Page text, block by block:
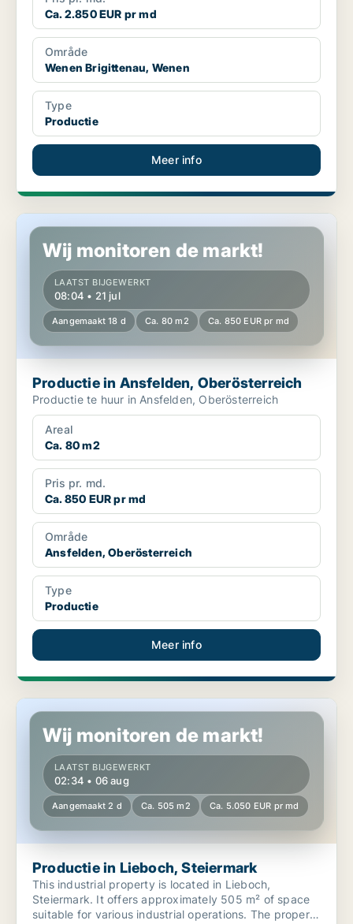
Ca. 2.850 EUR pr md
Område
Wenen Brigittenau, Wenen
Type
Productie
Meer info
Productie in Ansfelden, Oberösterreich
Wij monitoren de markt!
LAATST BIJGEWERKT
08:04 • 21 jul
Aangemaakt 18 d Ca. 80 m2 Ca. 850 EUR pr md
Productie in Ansfelden, Oberösterreich
Productie te huur in Ansfelden, Oberösterreich
Areal
Ca. 80 m2
Pris pr. md.
Ca. 850 EUR pr md
Område
Ansfelden, Oberösterreich
Type
Productie
Meer info
Productie in Lieboch, Steiermark
Wij monitoren de markt!
LAATST BIJGEWERKT
02:34 • 06 aug
Aangemaakt 2 d Ca. 505 m2 Ca. 5.050 EUR pr md
Productie in Lieboch, Steiermark
This industrial property is located in Lieboch,
Steiermark. It offers approximately 505 m² of space
suitable for various industrial operations. The property